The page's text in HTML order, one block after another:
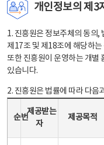
개인정보의 제3
1. 진흥원은 정보주체의 동의,
제17조 및 제18조에 해당하
또한 진흥원이 운영하는 개별
있습니다.
2. 진흥원은 법률에 따라 다음
순번
제공받는
자
제공목적